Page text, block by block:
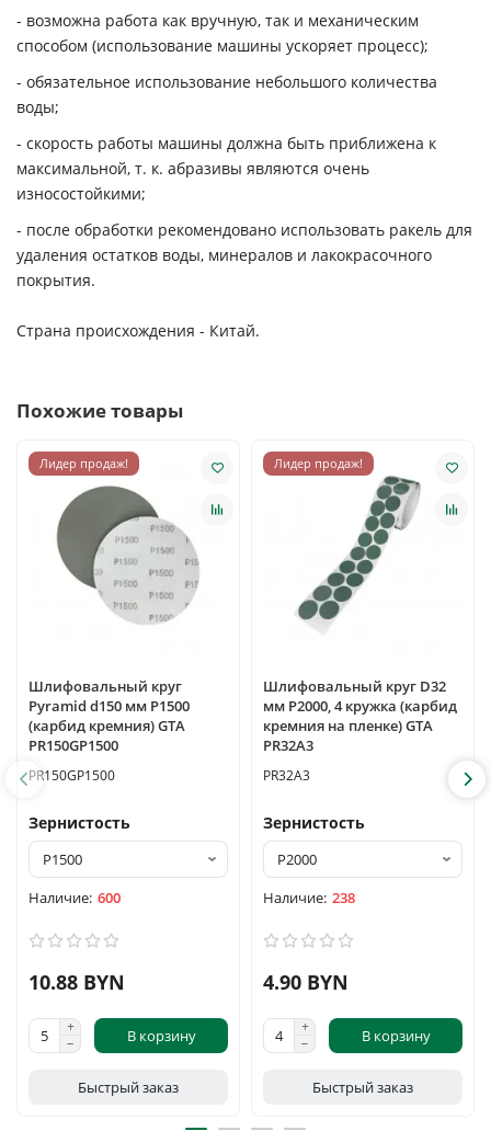
- возможна работа как вручную, так и механическим
способом (использование машины ускоряет процесс);
- обязательное использование небольшого количества
воды;
- скорость работы машины должна быть приближена к
максимальной, т. к. абразивы являются очень
износостойкими;
- после обработки рекомендовано использовать ракель для
удаления остатков воды, минералов и лакокрасочного
покрытия.
Страна происхождения - Китай.
Похожие товары
Лидер продаж!
Шлифовальный круг
Pyramid d150 мм P1500
(карбид кремния) GTA
PR150GP1500
PR150GP1500
Зернистость
600
10.88 BYN
В корзину
Быстрый заказ
Лидер продаж!
Шлифовальный круг D32
мм P2000, 4 кружка (карбид
кремния на пленке) GTA
PR32A3
PR32A3
Зернистость
238
4.90 BYN
В корзину
Быстрый заказ